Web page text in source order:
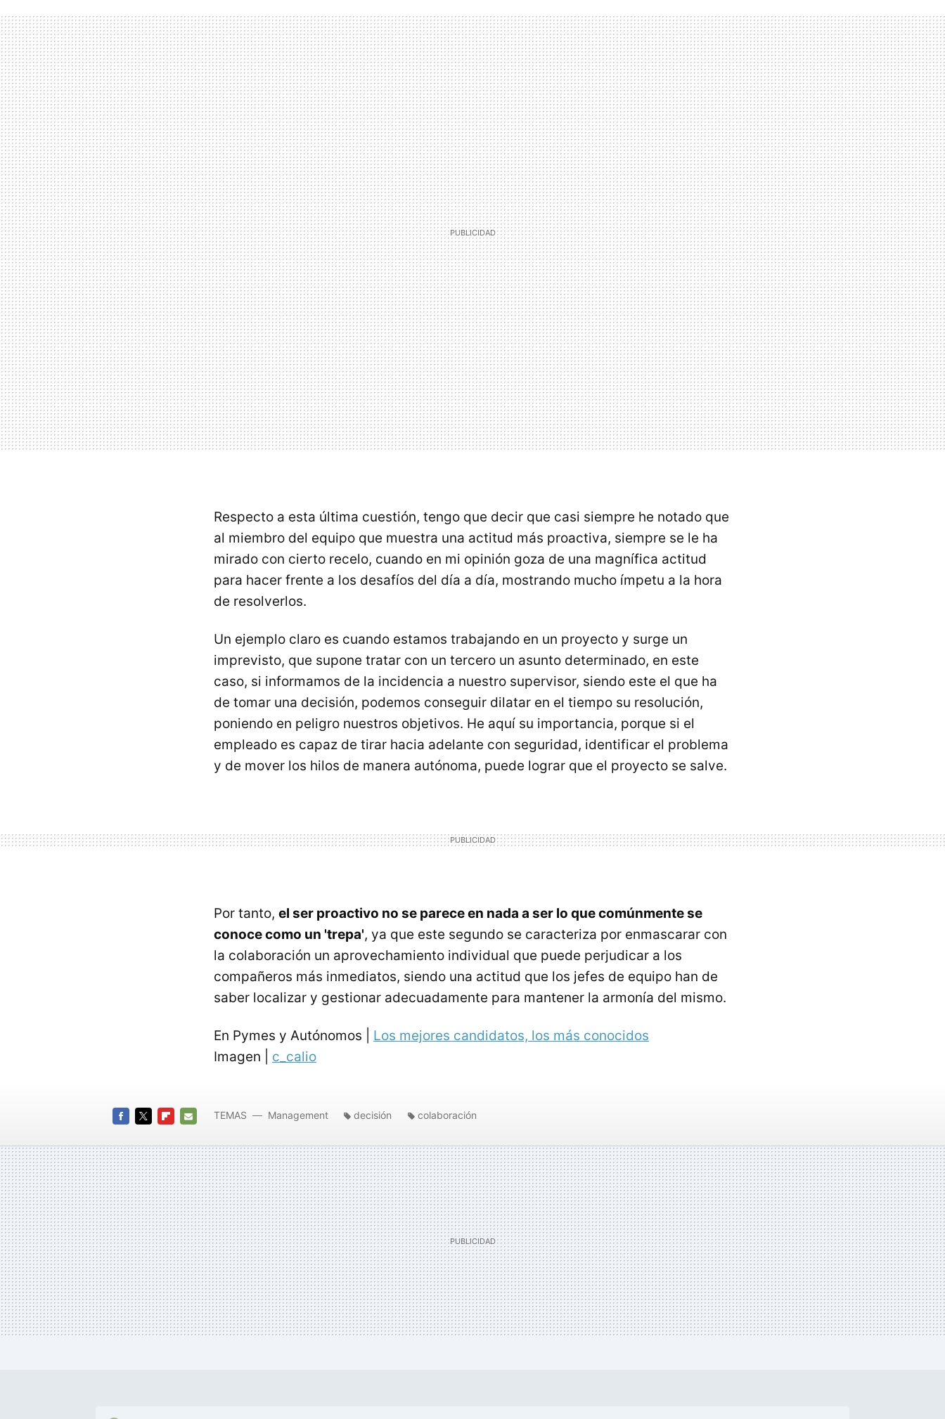
Respecto a esta última cuestión, tengo que decir que casi siempre he notado que
al miembro del equipo que muestra una actitud más proactiva, siempre se le ha
mirado con cierto recelo, cuando en mi opinión goza de una magnífica actitud
para hacer frente a los desafíos del día a día, mostrando mucho ímpetu a la hora
de resolverlos.
Un ejemplo claro es cuando estamos trabajando en un proyecto y surge un
imprevisto, que supone tratar con un tercero un asunto determinado, en este
caso, si informamos de la incidencia a nuestro supervisor, siendo este el que ha
de tomar una decisión, podemos conseguir dilatar en el tiempo su resolución,
poniendo en peligro nuestros objetivos. He aquí su importancia, porque si el
empleado es capaz de tirar hacia adelante con seguridad, identificar el problema
y de mover los hilos de manera autónoma, puede lograr que el proyecto se salve.
Por tanto, el ser proactivo no se parece en nada a ser lo que comúnmente se
conoce como un 'trepa', ya que este segundo se caracteriza por enmascarar con
la colaboración un aprovechamiento individual que puede perjudicar a los
compañeros más inmediatos, siendo una actitud que los jefes de equipo han de
saber localizar y gestionar adecuadamente para mantener la armonía del mismo.
En Pymes y Autónomos | Los mejores candidatos, los más conocidos
Imagen | c_calio
MAIL
TEMAS Management decisión colaboración